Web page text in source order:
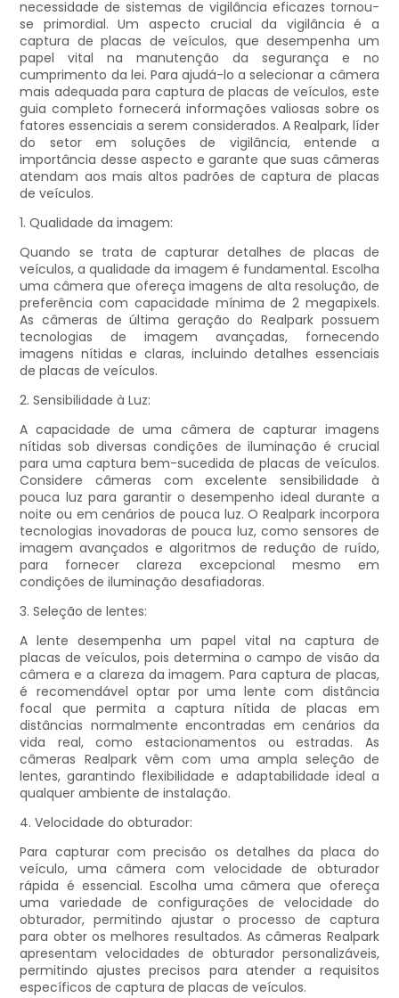
necessidade de sistemas de vigilância eficazes tornou-
se primordial. Um aspecto crucial da vigilância é a
captura de placas de veículos, que desempenha um
papel vital na manutenção da segurança e no
cumprimento da lei. Para ajudá-lo a selecionar a câmera
mais adequada para captura de placas de veículos, este
guia completo fornecerá informações valiosas sobre os
fatores essenciais a serem considerados. A Realpark, líder
do setor em soluções de vigilância, entende a
importância desse aspecto e garante que suas câmeras
atendam aos mais altos padrões de captura de placas
de veículos.
1. Qualidade da imagem:
Quando se trata de capturar detalhes de placas de
veículos, a qualidade da imagem é fundamental. Escolha
uma câmera que ofereça imagens de alta resolução, de
preferência com capacidade mínima de 2 megapixels.
As câmeras de última geração do Realpark possuem
tecnologias de imagem avançadas, fornecendo
imagens nítidas e claras, incluindo detalhes essenciais
de placas de veículos.
2. Sensibilidade à Luz:
A capacidade de uma câmera de capturar imagens
nítidas sob diversas condições de iluminação é crucial
para uma captura bem-sucedida de placas de veículos.
Considere câmeras com excelente sensibilidade à
pouca luz para garantir o desempenho ideal durante a
noite ou em cenários de pouca luz. O Realpark incorpora
tecnologias inovadoras de pouca luz, como sensores de
imagem avançados e algoritmos de redução de ruído,
para fornecer clareza excepcional mesmo em
condições de iluminação desafiadoras.
3. Seleção de lentes:
A lente desempenha um papel vital na captura de
placas de veículos, pois determina o campo de visão da
câmera e a clareza da imagem. Para captura de placas,
é recomendável optar por uma lente com distância
focal que permita a captura nítida de placas em
distâncias normalmente encontradas em cenários da
vida real, como estacionamentos ou estradas. As
câmeras Realpark vêm com uma ampla seleção de
lentes, garantindo flexibilidade e adaptabilidade ideal a
qualquer ambiente de instalação.
4. Velocidade do obturador:
Para capturar com precisão os detalhes da placa do
veículo, uma câmera com velocidade de obturador
rápida é essencial. Escolha uma câmera que ofereça
uma variedade de configurações de velocidade do
obturador, permitindo ajustar o processo de captura
para obter os melhores resultados. As câmeras Realpark
apresentam velocidades de obturador personalizáveis,
permitindo ajustes precisos para atender a requisitos
específicos de captura de placas de veículos.